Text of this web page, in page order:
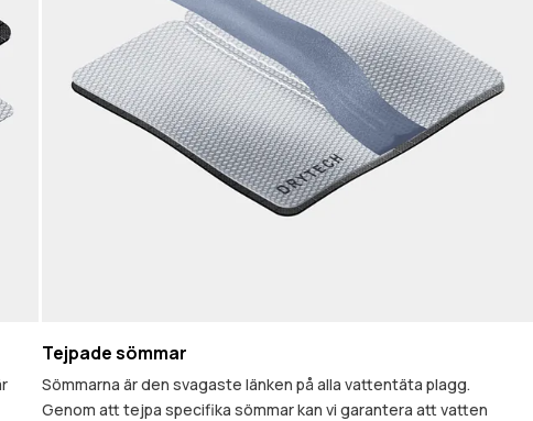
Tejpade sömmar
Sömmarna är den svagaste länken på alla vattentäta plagg.
Genom att tejpa specifika sömmar kan vi garantera att vatten